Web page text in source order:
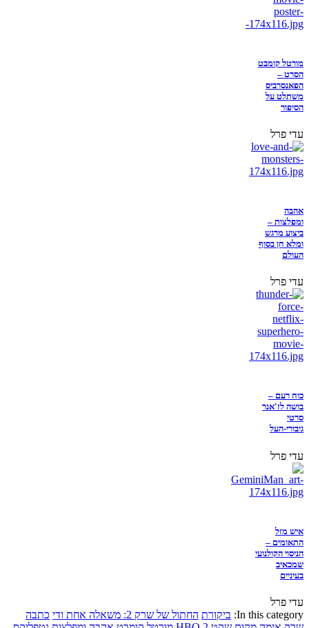
מורטל קומבט
הסרט –
הפאנסרביס
משתלט על
הסיפור
עדי פרל
אהבה
ומפלצות –
ביצוע מרגש
ומלא חן בסוף
העולם
עדי פרל
כוח רעם –
בושה לז'אנר
סרטי
גיבורי-העל
עדי פרל
איש מזל
התאומים –
הניסוי הקולנועי
שמכאיב
בעיניים
עדי פרל
In this category: ביקורת החתול של שרק 2: משאלה אחת ודי
כתבה